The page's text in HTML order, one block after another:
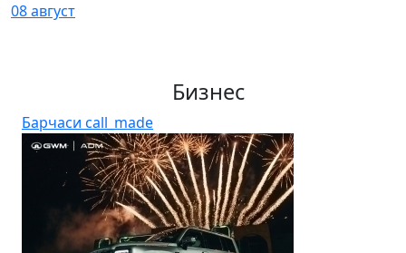
08 август
Бизнес
Барчаси call_made